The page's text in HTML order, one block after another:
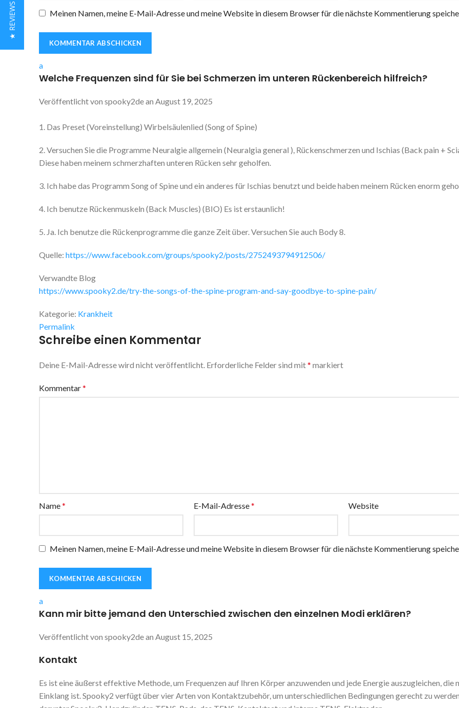
Meinen Namen, meine E-Mail-Adresse und meine Website in diesem Browser für die nächste Kommentierung
a
Welche Frequenzen sind für Sie bei Schmerzen im unteren Rückenbereich hilfreich?
Veröffentlicht von spooky2dean August 19, 2025
1. Das Preset (Voreinstellung) Wirbelsäulenlied (Song of Spine)
2. Versuchen Sie die Programme Neuralgie allgemein (Neuralgia general ), Rückenschmerzen und Ischias (Back pain +
Diese haben meinem schmerzhaften unteren Rücken sehr geholfen.
3. Ich habe das Programm Song of Spine und ein anderes für Ischias benutzt und beide haben meinem Rücken enorm
4. Ich benutze Rückenmuskeln (Back Muscles) (BIO) Es ist erstaunlich!
5. Ja. Ich benutze die Rückenprogramme die ganze Zeit über. Versuchen Sie auch Body 8.
Quelle: https://www.facebook.com/groups/spooky2/posts/2752493794912506/
Verwandte Blog
https://www.spooky2.de/try-the-songs-of-the-spine-program-and-say-goodbye-to-spine-pain/
Kategorie: Krankheit
Permalink
Schreibe einen Kommentar
Deine E-Mail-Adresse wird nicht veröffentlicht. Erforderliche Felder sind mit* markiert
Kommentar*
Name* E-Mail-Adresse* Website
Meinen Namen, meine E-Mail-Adresse und meine Website in diesem Browser für die nächste Kommentierung
a
Kann mir bitte jemand den Unterschied zwischen den einzelnen Modi erklären?
Veröffentlicht von spooky2dean August 15, 2025
Kontakt
Es ist eine äußerst effektive Methode, um Frequenzen auf Ihren Körper anzuwenden und jede Energie auszugleichen, die
Einklang ist. Spooky2 verfügt über vier Arten von Kontaktzubehör, um unterschiedlichen Bedingungen gerecht zu
★ REVIEWS